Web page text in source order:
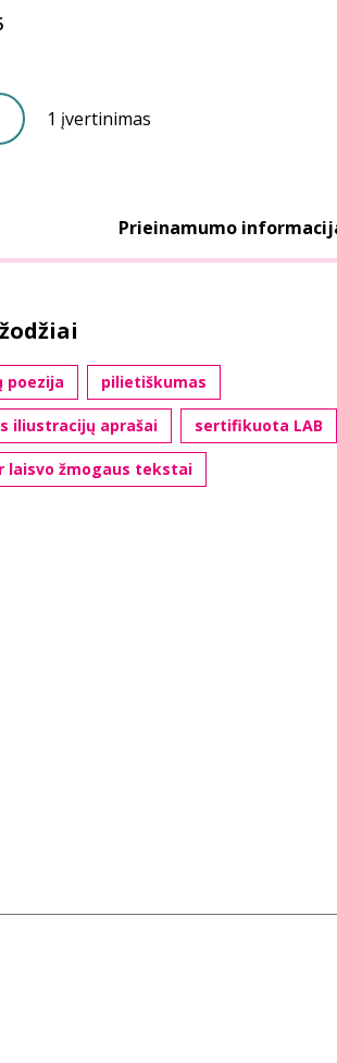
1 įvertinimas
Prieinamumo
poezija pilietiškumas
iliustracijų aprašai sertifikuota LAB
laisvo žmogaus tekstai